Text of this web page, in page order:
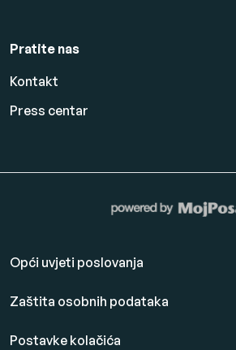
Pratite nas
Kontakt
Press centar
Opći uvjeti poslovanja
Zaštita osobnih podataka
Postavke kolačića